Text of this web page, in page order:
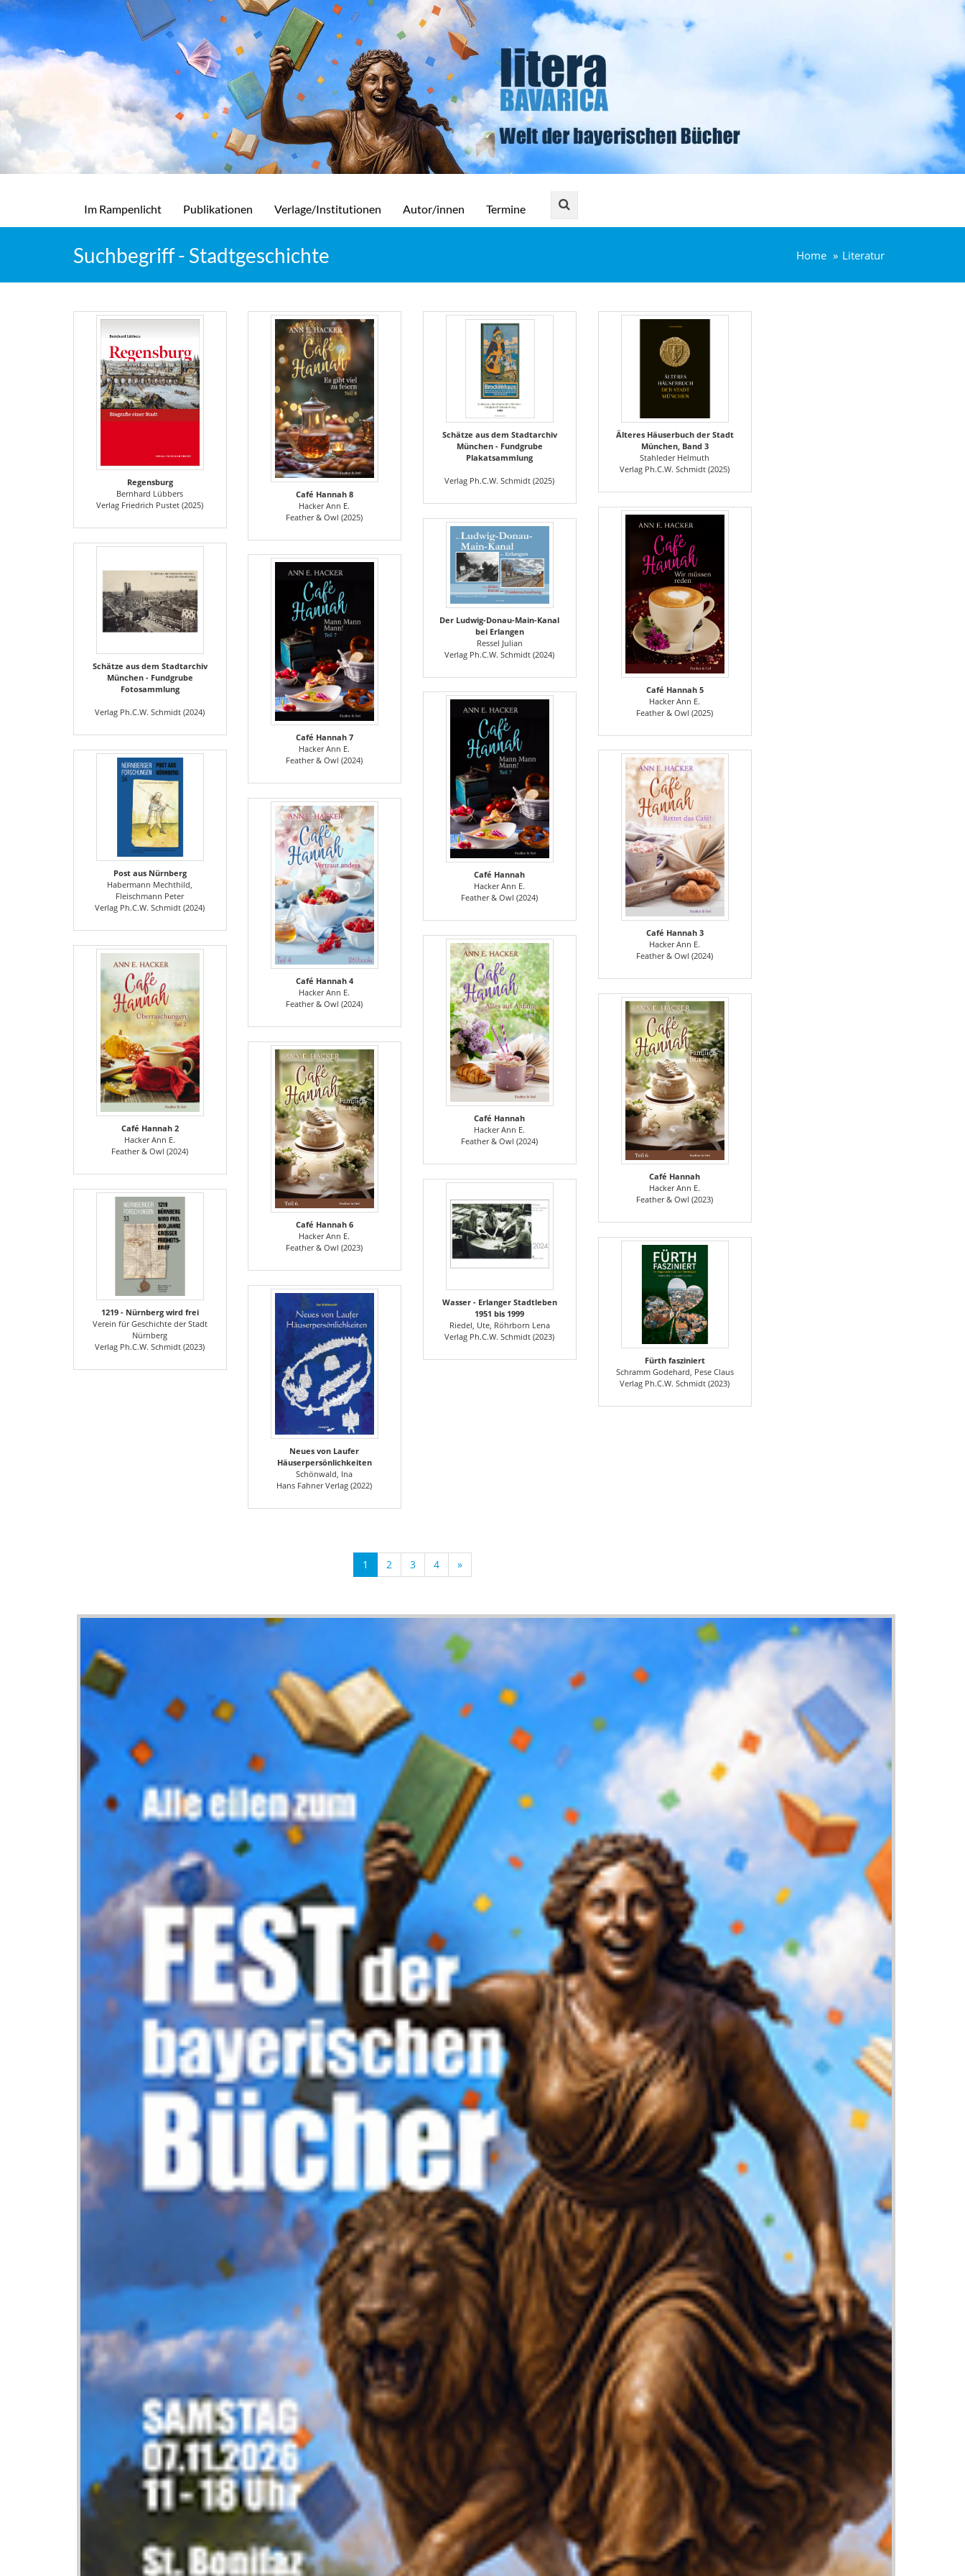
Im Rampenlicht Publikationen Verlage/Institutionen Autor/innen Termine
Suchbegriff - Stadtgeschichte Home Literatur
Regensburg
Bernhard Lübbers
Verlag Friedrich Pustet (2025)
Café Hannah 8
Hacker Ann E.
Feather & Owl (2025)
Schätze aus dem Stadtarchiv
München - Fundgrube
Plakatsammlung
Verlag Ph.C.W. Schmidt (2025)
Älteres Häuserbuch der Stadt
München, Band 3
Stahleder Helmuth
Verlag Ph.C.W. Schmidt (2025)
Café Hannah 5
Hacker Ann E.
Feather & Owl (2025)
Der Ludwig-Donau-Main-Kanal
bei Erlangen
Ressel Julian
Verlag Ph.C.W. Schmidt (2024)
Schätze aus dem Stadtarchiv
München - Fundgrube
Fotosammlung
Verlag Ph.C.W. Schmidt (2024)
Café Hannah 7
Hacker Ann E.
Feather & Owl (2024)
Café Hannah
Hacker Ann E.
Feather & Owl (2024)
Post aus Nürnberg
Habermann Mechthild,
Fleischmann Peter
Verlag Ph.C.W. Schmidt (2024)
Café Hannah 3
Hacker Ann E.
Feather & Owl (2024)
Café Hannah 4
Hacker Ann E.
Feather & Owl (2024)
Café Hannah
Hacker Ann E.
Feather & Owl (2024)
Café Hannah 2
Hacker Ann E.
Feather & Owl (2024)
Café Hannah
Hacker Ann E.
Feather & Owl (2023)
Café Hannah 6
Hacker Ann E.
Feather & Owl (2023)
Wasser - Erlanger Stadtleben
1951 bis 1999
Riedel, Ute, Röhrborn Lena
Verlag Ph.C.W. Schmidt (2023)
1219 - Nürnberg wird frei
Verein für Geschichte der Stadt
Nürnberg
Verlag Ph.C.W. Schmidt (2023)
Fürth fasziniert
Schramm Godehard, Pese Claus
Verlag Ph.C.W. Schmidt (2023)
Neues von Laufer
Häuserpersönlichkeiten
Schönwald, Ina
Hans Fahner Verlag (2022)
1 2 3 4 »